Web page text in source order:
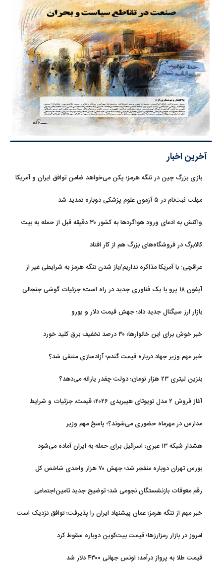
آخرین اخبار
بازی بزرگ چین در تنگه هرمز؛ پکن می‌خواهد ضامن توافق ایران و آمریکا
مهلت ثبت‌نام در ۵ آزمون علوم پزشکی دوباره تمدید شد
واکنش به ادعای ورود هواگردها به کشور ۳۰ دقیقه قبل از حمله به بیت
کالابرگ در فروشگاه‌های بزرگ هم از کار افتاد
عراقچی: با آمریکا مذاکره نداریم/باز شدن تنگه هرمز به شرایطی غیر از
آیفون ۱۸ پرو با یک فناوری جدید در راه است؛ جزئیات گوشی جنجالی
بازار ارز سیگنال جدید داد؛ جهش قیمت دلار و یورو
خبر خوش برای این خانوارها؛ ۳۰ درصد تخفیف برق کلید خورد
خبر مهم وزیر جهاد درباره قیمت گندم؛ آزادسازی منتفی شد؟
بنزین لیتری ۲۳ هزار تومان؛ دولت چقدر یارانه می‌دهد؟
آغاز فروش ۲ مدل تویوتای هیبریدی ۲۰۲۶؛ قیمت، جزئیات و شرایط
مدارس در مهرماه حضوری می‌شوند؟؛ پاسخ مهم وزیر
هشدار شبکه ۱۳ عبری؛ اسرائیل برای حمله به ایران آماده می‌شود
بورس تهران دوباره منفجر شد؛ جهش ۷۰ هزار واحدی شاخص کل
رقم معوقات بازنشستگان نجومی شد؛ توضیح جدید تامین‌اجتماعی
خبر مهم از تنگه هرمز؛ عمان پیشنهاد ایران را پذیرفت؛ توافق نزدیک است
امروز در بازار رمزارزها؛ قیمت بیت‌کوین دوباره سقوط کرد
قیمت طلا به پرواز درآمد؛ اونس جهانی ۴۳۰۰ دلار شد